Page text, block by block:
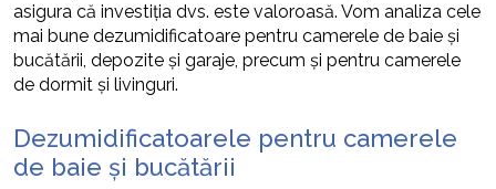
asigura că investiția dvs. este valoroasă. Vom analiza cele
mai bune dezumidificatoare pentru camerele de baie și
bucătării, depozite și garaje, precum și pentru camerele
de dormit și livinguri.
Dezumidificatoarele pentru camerele
de baie și bucătării